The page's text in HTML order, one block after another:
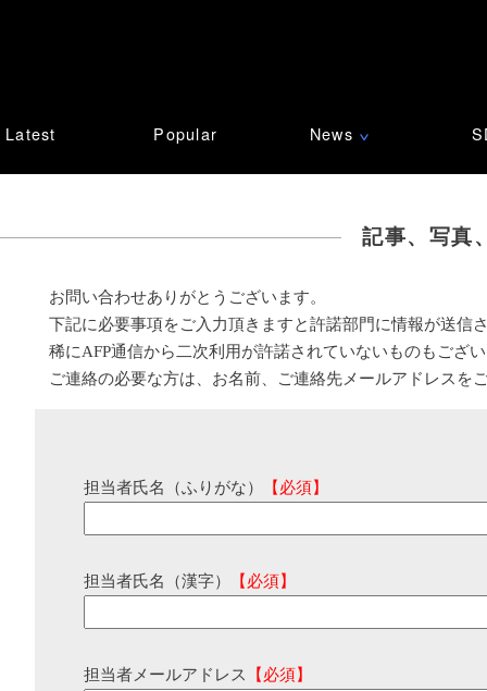
Latest Popular News ∨
記事、写真
お問い合わせありがとうございます。
下記に必要事項をご入力頂きますと許諾部門に情報が送信
稀にAFP通信から二次利用が許諾されていないものもござ
ご連絡の必要な方は、お名前、ご連絡先メールアドレスを
担当者氏名（ふりがな） 【必須】
担当者氏名（漢字） 【必須】
担当者メールアドレス 【必須】